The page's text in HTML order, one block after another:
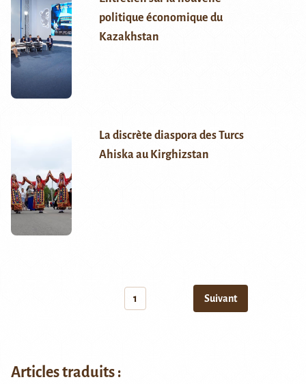
politique économique du
Kazakhstan
La discrète diaspora des Turcs
Ahiska au Kirghizstan
1 Suivant
Articles traduits :